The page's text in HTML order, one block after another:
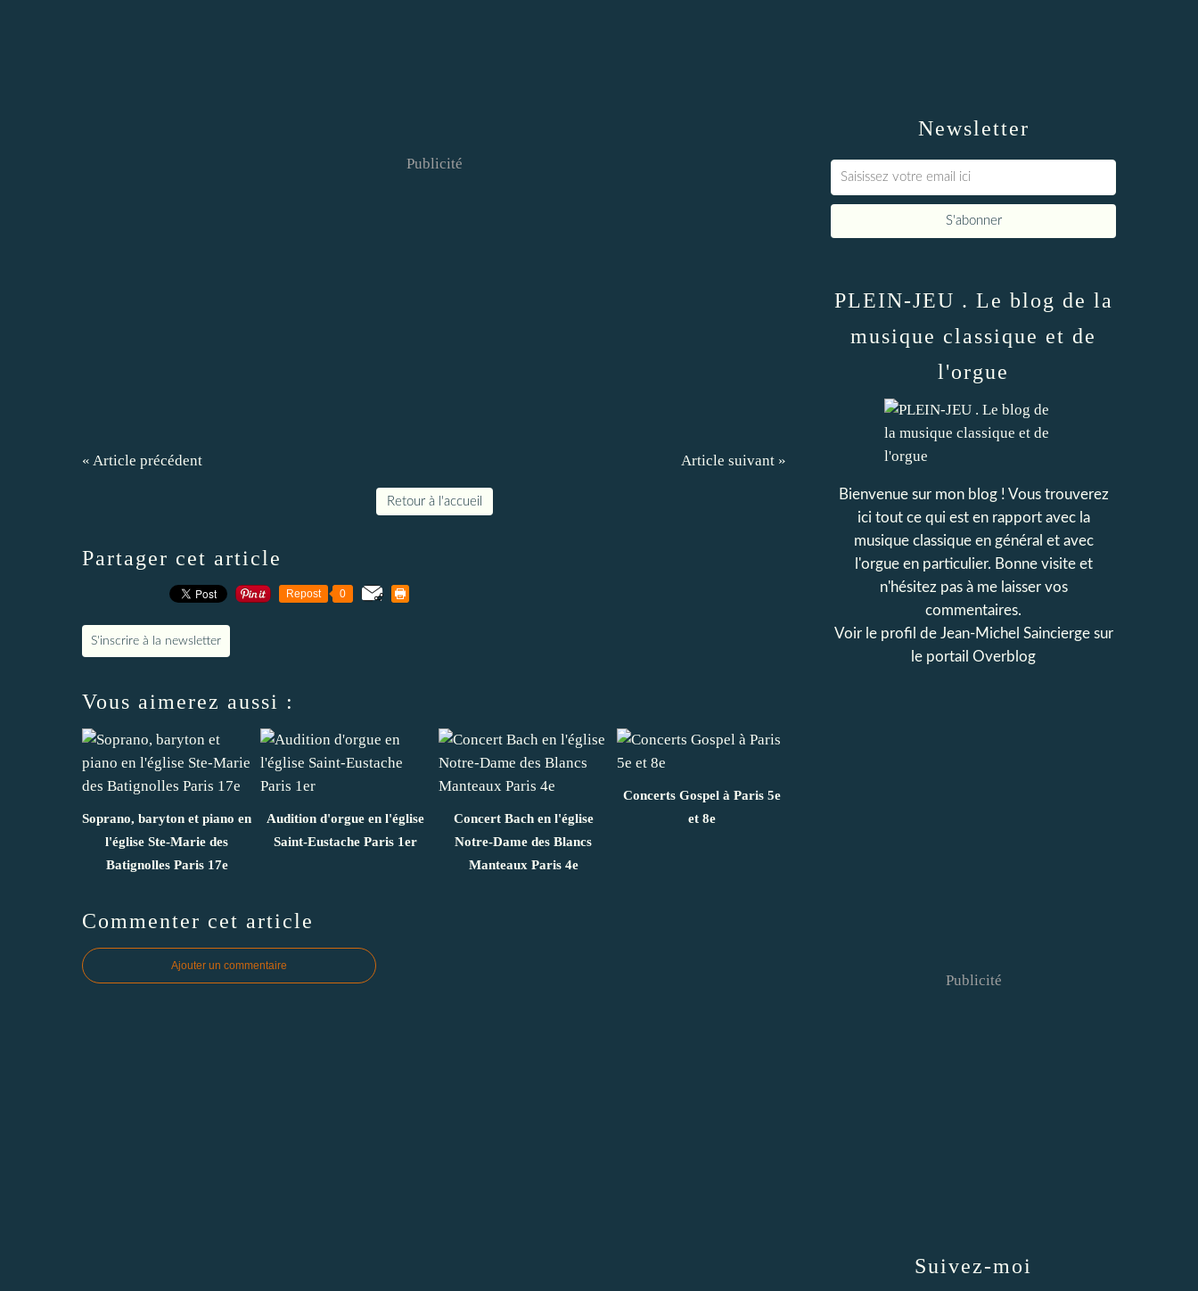
Publicité
« Article précédent Article suivant »
Retour à l'accueil
Partager cet article
Repost 0
S'inscrire à la newsletter
Vous aimerez aussi :
Soprano, baryton et piano en
l'église Ste-Marie des
Batignolles Paris 17e
Audition d'orgue en l'église
Saint-Eustache Paris 1er
Concert Bach en l'église
Notre-Dame des Blancs
Manteaux Paris 4e
Concerts Gospel à Paris 5e
et 8e
Commenter cet article
Ajouter un commentaire
Newsletter
PLEIN-JEU . Le blog de la
musique classique et de
l'orgue
Bienvenue sur mon blog ! Vous trouverez
ici tout ce qui est en rapport avec la
musique classique en général et avec
l'orgue en particulier. Bonne visite et
n'hésitez pas à me laisser vos
commentaires.
Voir le profil de Jean-Michel Sainciergesur
le portail Overblog
Suivez-moi
Publicité